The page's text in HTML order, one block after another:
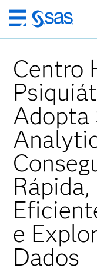
Saltar
para
conteúdo
principal
Centro
Adopta
e
Dados